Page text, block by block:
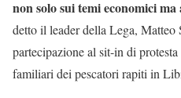
non solo sui temi economici ma
detto il leader della Lega, Matteo
partecipazione al sit-in di
familiari dei pescatori rapiti in